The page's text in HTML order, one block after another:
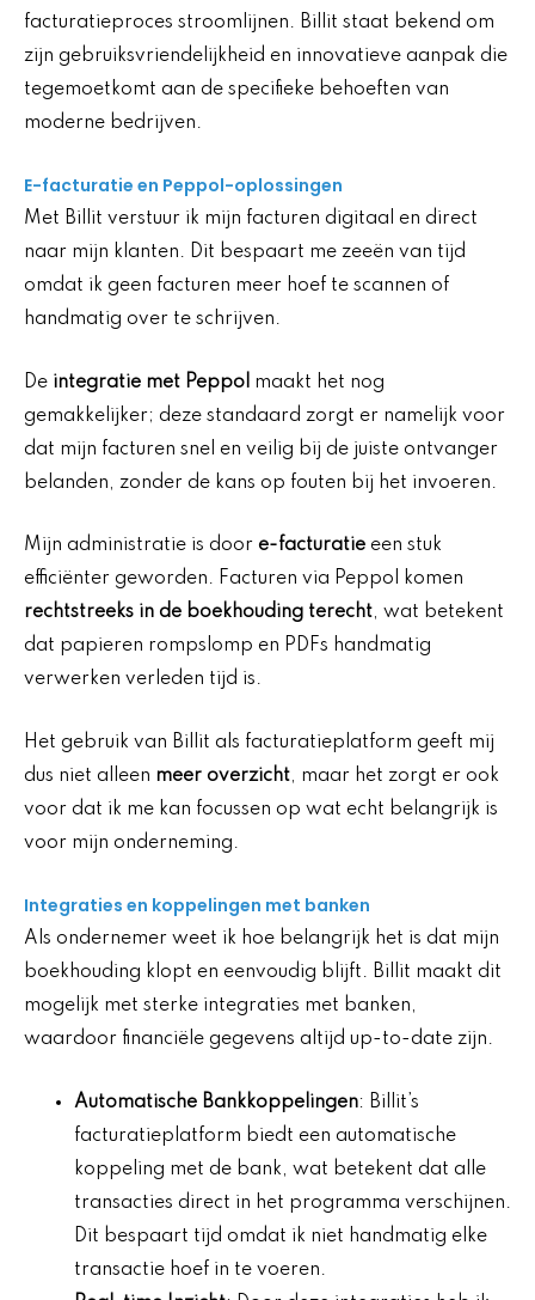
facturatieproces stroomlijnen. Billit staat bekend om
zijn gebruiksvriendelijkheid en innovatieve aanpak die
tegemoetkomt aan de specifieke behoeften van
moderne bedrijven.
E-facturatie en Peppol-oplossingen
Met Billit verstuur ik mijn facturen digitaal en direct
naar mijn klanten. Dit bespaart me zeeën van tijd
omdat ik geen facturen meer hoef te scannen of
handmatig over te schrijven.
De integratie met Peppol maakt het nog
gemakkelijker; deze standaard zorgt er namelijk voor
dat mijn facturen snel en veilig bij de juiste ontvanger
belanden, zonder de kans op fouten bij het invoeren.
Mijn administratie is door e-facturatie een stuk
efficiënter geworden. Facturen via Peppol komen
rechtstreeks in de boekhouding terecht, wat betekent
dat papieren rompslomp en PDFs handmatig
verwerken verleden tijd is.
Het gebruik van Billit als facturatieplatform geeft mij
dus niet alleen meer overzicht, maar het zorgt er ook
voor dat ik me kan focussen op wat echt belangrijk is
voor mijn onderneming.
Integraties en koppelingen met banken
Als ondernemer weet ik hoe belangrijk het is dat mijn
boekhouding klopt en eenvoudig blijft. Billit maakt dit
mogelijk met sterke integraties met banken,
waardoor financiële gegevens altijd up-to-date zijn.
Automatische Bankkoppelingen: Billit’s
facturatieplatform biedt een automatische
koppeling met de bank, wat betekent dat alle
transacties direct in het programma verschijnen.
Dit bespaart tijd omdat ik niet handmatig elke
transactie hoef in te voeren.